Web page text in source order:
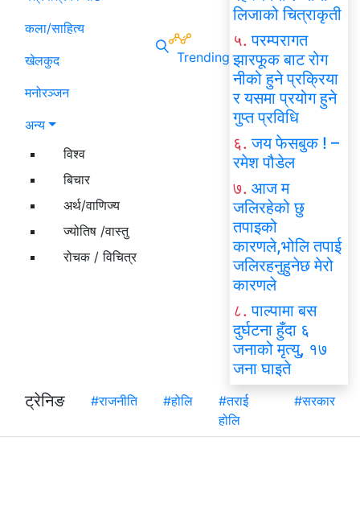
कला/साहित्य
खेलकुद
मनोरञ्जन
अन्य
विश्व
बिचार
अर्थ/वाणिज्य
ज्योतिष /वास्तु
रोचक / विचित्र
Trending
लिजाको चित्राकृती
५. परम्परागत
झारफूक बाट रोग
नीको हुने प्रक्रिया
र यसमा प्रयोग हुने
गुप्त प्रविधि
६. जय फेसबुक ! –
रमेश पौडेल
७. आज म
जलिरहेको छु
तपाइको
कारणले,भोलि तपाई
जलिरहनुहुनेछ मेरो
कारणले
८. पाल्पामा बस
दुर्घटना हुँदा ६
जनाको मृत्यु, १७
जना घाइते
ट्रेनिङ
#राजनीति #होलि
#तराई
होलि
#सरकार